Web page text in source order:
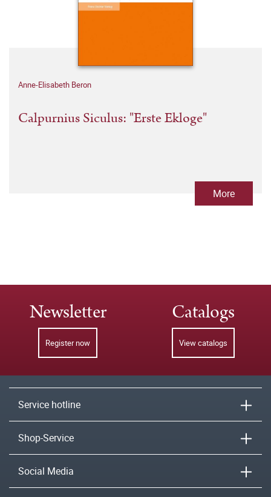
Anne-Elisabeth Beron
Calpurnius Siculus: "Erste Ekloge"
More
Newsletter
Register now
Catalogs
View catalogs
Service hotline
Shop-Service
Social Media